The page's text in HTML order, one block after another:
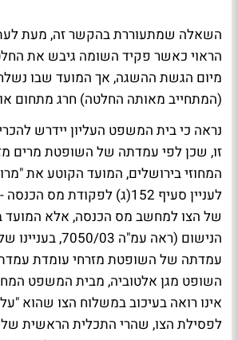
השאלה שמתעוררת בהקשר זה, מעת
הראוי כאשר פקיד השומה גיבש את
מיום הגשת ההשגה, אך המועד שבו
(המתחייב מאותה החלטה) חרג מתחום
נראה כי בית המשפט העליון יידרש
זו, שכן לפי עמדתה של השופטת מרים
המחוזי בירושלים, המועד הקוטע את
לעניין סעיף 152(ג) לפקודת מס
של הצו למחשב מס הכנסה, אלא המועד
הנישום (ראה עמ"ה
עמדתה של השופטת מזרחי עומדת
השופט מגן אלטוביה, מבית המשפט
אינו רואה בעיכוב במשלוח הצו שהוא
לפסילת הצו, שהרי התכלית הראשית